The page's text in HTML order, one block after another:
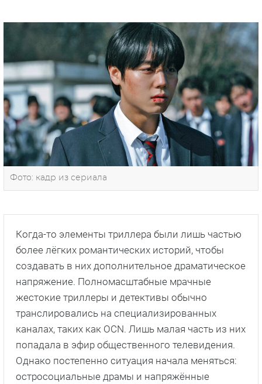
Фото: кадр из сериала
Когда-то элементы триллера были лишь частью
более лёгких романтических историй, чтобы
создавать в них дополнительное драматическое
напряжение. Полномасштабные мрачные
жестокие триллеры и детективы обычно
транслировались на специализированных
каналах, таких как OCN. Лишь малая часть из них
попадала в эфир общественного телевидения.
Однако постепенно ситуация начала меняться:
остросоциальные драмы и напряжённые